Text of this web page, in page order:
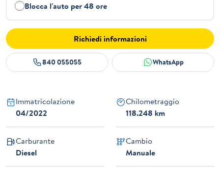
Blocca l'auto per 48 ore
Richiedi informazioni
840 055055 WhatsApp
Immatricolazione
04/2022
Chilometraggio
118.248 km
Carburante
Diesel
Cambio
Manuale